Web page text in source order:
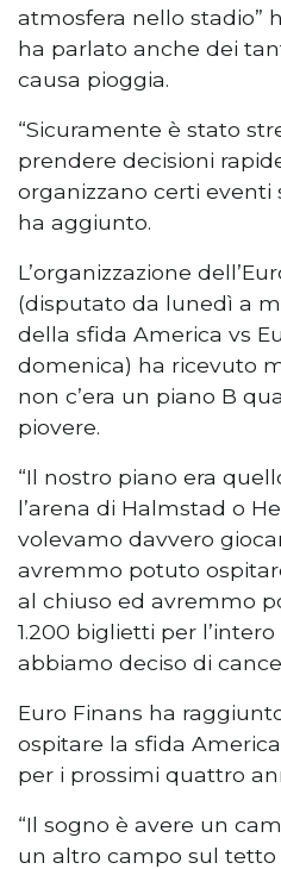
atmosfera nello stadio”
ha parlato anche dei
causa pioggia.
“Sicuramente è stato
prendere decisioni
organizzano certi eventi
ha aggiunto.
L’organizzazione
(disputato da lunedì a
della sfida America vs
domenica) ha ricevuto
non c’era un piano B
piovere.
“Il nostro piano era
l’arena di Halmstad o
volevamo davvero
avremmo potuto
al chiuso ed avremmo
1.200 biglietti per
abbiamo deciso di
Euro Finans ha
ospitare la sfida
per i prossimi quattro
“Il sogno è avere un
un altro campo sul